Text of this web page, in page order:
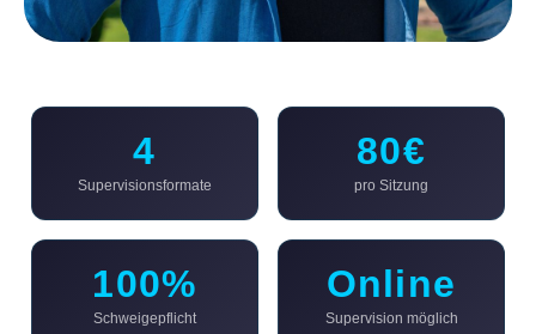
4
Supervisionsformate
80€
pro Sitzung
100%
Schweigepflicht
Online
Supervision möglich